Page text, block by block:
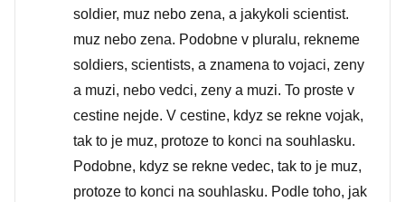
soldier, muz nebo zena, a jakykoli scientist.
muz nebo zena. Podobne v pluralu, rekneme
soldiers, scientists, a znamena to vojaci, zeny
a muzi, nebo vedci, zeny a muzi. To proste v
cestine nejde. V cestine, kdyz se rekne vojak,
tak to je muz, protoze to konci na souhlasku.
Podobne, kdyz se rekne vedec, tak to je muz,
protoze to konci na souhlasku. Podle toho, jak